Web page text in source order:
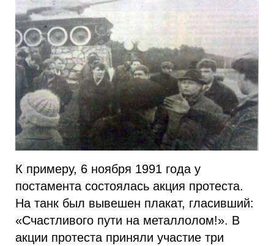
К примеру, 6 ноября 1991 года у
постамента состоялась акция протеста.
На танк был вывешен плакат, гласивший:
«Счастливого пути на металлолом!». В
акции протеста приняли участие три